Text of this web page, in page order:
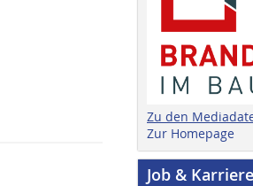
Zu den
Zur Homepage
Job &